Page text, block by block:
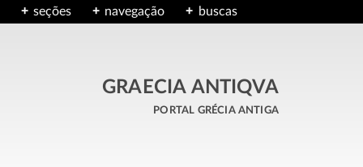
seções navegação buscas
GRAECIA ANTIQVA
portal grécia antiga